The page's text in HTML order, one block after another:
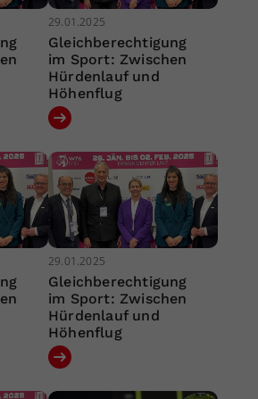
29.01.2025
Gleichberechtigung
im Sport: Zwischen
Hürdenlauf und
Höhenflug
29.01.2025
Gleichberechtigung
im Sport: Zwischen
Hürdenlauf und
Höhenflug